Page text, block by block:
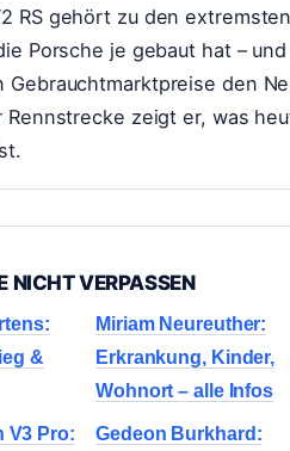
RS gehört zu den
Porsche je gebaut hat –
Gebrauchtmarktpreise den
zeigt er, was
NICHT VERPASSEN
&
Miriam Neureuther:
Erkrankung, Kinder,
Wohnort – alle Infos
V3 Pro:
Gedeon Burkhard: